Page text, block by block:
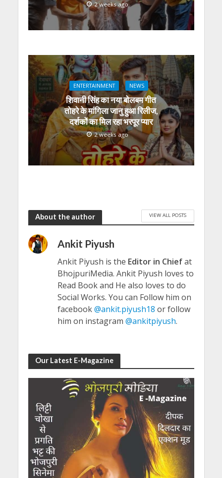
2 weeks ago
ENTERTAINMENT NEWS
शिवानी सिंह का नया बोलबम गीत
तोहरे के मांगिला जानु हुआ रिलीज,
दर्शकों का मिल रहा भरपूर प्यार
2 weeks ago
About the author VIEW ALL POSTS
Ankit Piyush
Ankit Piyush is the Editor in Chiefat
BhojpuriMedia. Ankit Piyush loves to
Read Book and He also loves to do
Social Works. You can Follow him on
facebook@ankit.piyush18 or follow
him on instagram @ankitpiyush.
Our Latest E-Magazine